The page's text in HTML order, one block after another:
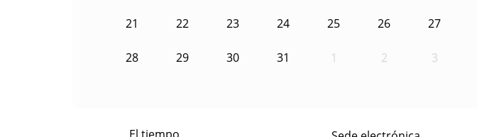
21 22 23 24 25 26 27
28 29 30 31 1 2 3